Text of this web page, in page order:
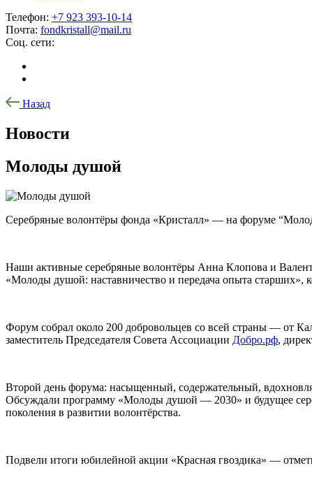
Телефон: +7 923 393-10-14
Почта: fondkristall@mail.ru
Соц. сети:
Назад
Новости
Молоды душой
Серебряные волонтёры фонда «Кристалл» — на форуме
Наши активные серебряные волонтёры Анна Клопова и
«Молоды душой: наставничество и передача опыта
Форум собрал около 200 добровольцев со всей страны — от
заместитель Председателя Совета Ассоциации Добро.рф,
Второй день форума: насыщенный, содержательный,
Обсуждали программу «Молоды душой — 2030» и будущее
поколения в развитии волонтёрства.
Подвели итоги юбилейной акции «Красная гвоздика» —